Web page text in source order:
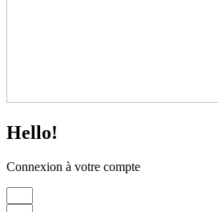
Hello!
Connexion à votre compte